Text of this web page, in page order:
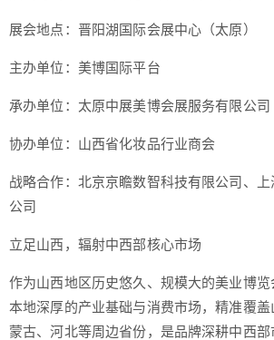
展会地点：晋阳湖国际会展中心（太原）
主办单位：美博国际平台
承办单位：太原中展美博会展服务有限公司
协办单位：山西省化妆品行业商会
战略合作：北京京瞻数智科技有限公司、
公司
立足山西，辐射中西部核心市场
作为山西地区历史悠久、规模大的美业博
本地深厚的产业基础与消费市场，精准覆
蒙古、河北等周边省份，是品牌深耕中西